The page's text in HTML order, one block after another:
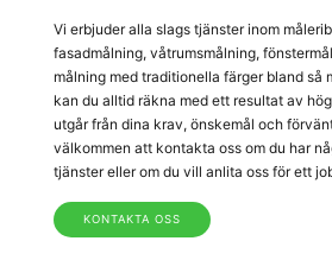
Vi erbjuder alla slags tjänster inom
fasadmålning, våtrumsmålning,
målning med traditionella färger bland så
kan du alltid räkna med ett resultat av
utgår från dina krav, önskemål och
välkommen att kontakta oss om du har
tjänster eller om du vill anlita oss för ett
KONTAKTA OSS